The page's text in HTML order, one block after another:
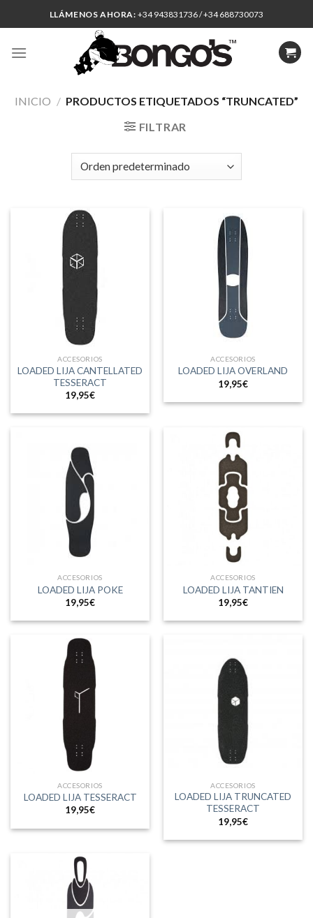
to
LLÁMENOS AHORA:+34 943831736 / +34 688730073
INICIO / PRODUCTOS ETIQUETADOS “TRUNCATED”
FILTRAR
ACCESORIOS
LOADED LIJA CANTELLATED
TESSERACT
19,95€
ACCESORIOS
LOADED LIJA OVERLAND
19,95€
ACCESORIOS
LOADED LIJA POKE
19,95€
ACCESORIOS
LOADED LIJA TANTIEN
19,95€
ACCESORIOS
LOADED LIJA TESSERACT
19,95€
ACCESORIOS
LOADED LIJA TRUNCATED
TESSERACT
19,95€